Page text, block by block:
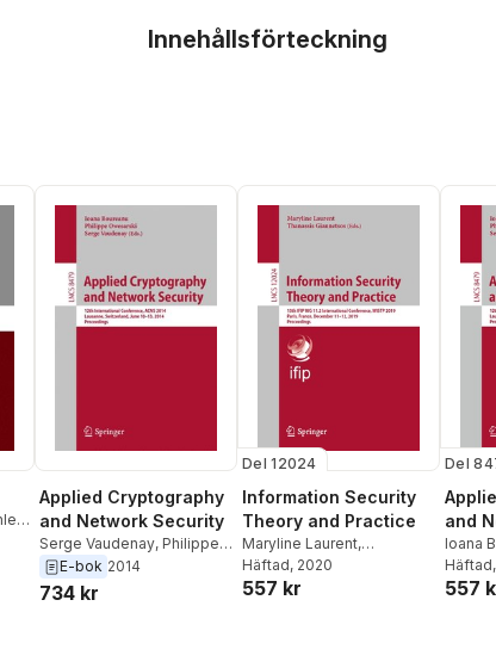
Innehållsförteckning
,
Applied Cryptography
and Network Security
Serge Vaudenay, Philippe
Owesarski,Ioana Boureanu
E-bok 2014
734 kr
Del 12024
Information Security
Theory and Practice
Maryline Laurent,
Thanassis Giannetsos
Häftad, 2020
557 kr
Del
and
Ioana
Häftad
557